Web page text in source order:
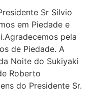
Sr Silvio
em Piedade e
pela
de Piedade. A
Noite do Sukiyaki
Roberto
do Presidente Sr.